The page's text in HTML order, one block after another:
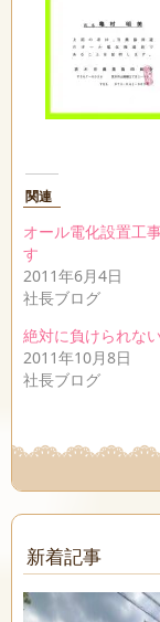
関連
オール電化設置工
す
2011年6月4日
社長ブログ
絶対に負けられな
2011年10月8日
社長ブログ
新着記事